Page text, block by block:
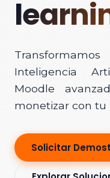
Inteligencia
Moodle
monetizar con tu
Solicitar